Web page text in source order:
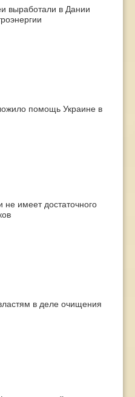
выработали в Дании
помощь Украине в
имеет достаточного
в деле очищения